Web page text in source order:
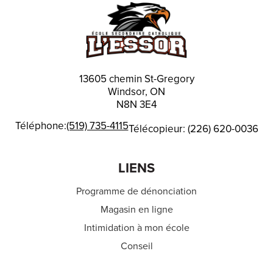
Académie de basketball
13605 chemin St-Gregory
Windsor, ON
N8N 3E4
Téléphone:(519) 735-4115Télécopieur: (226) 620-0036
LIENS
Programme de dénonciation
Magasin en ligne
Intimidation à mon école
Conseil